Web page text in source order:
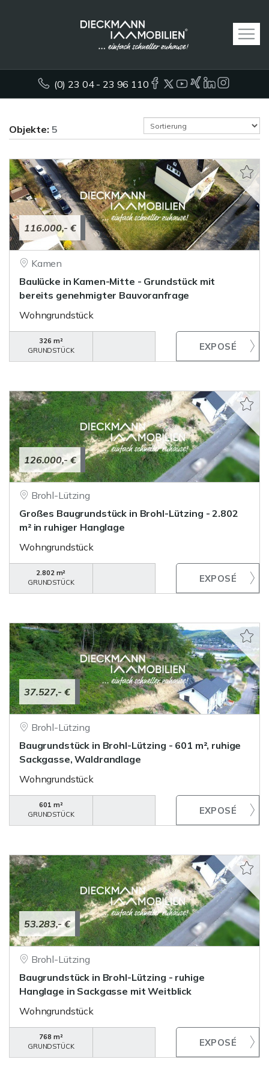
(0) 23 04 - 23 96 110
Objekte: 5
116.000,- €
Kamen
Baulücke in Kamen-Mitte - Grundstück mit
bereits genehmigter Bauvoranfrage
Wohngrundstück
326 m²
GRUNDSTÜCK
126.000,- €
Brohl-Lützing
Großes Baugrundstück in Brohl-Lützing - 2.802
m² in ruhiger Hanglage
Wohngrundstück
2.802 m²
GRUNDSTÜCK
37.527,- €
Brohl-Lützing
Baugrundstück in Brohl-Lützing - 601 m², ruhige
Sackgasse, Waldrandlage
Wohngrundstück
601 m²
GRUNDSTÜCK
53.283,- €
Brohl-Lützing
Baugrundstück in Brohl-Lützing - ruhige
Hanglage in Sackgasse mit Weitblick
Wohngrundstück
768 m²
GRUNDSTÜCK